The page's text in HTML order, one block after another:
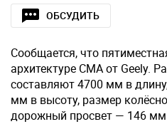
ОБСУДИТЬ
Сообщается, что
архитектуре CMA от Geely.
составляют 4700 мм в
мм в высоту, размер
дорожный просвет — 146